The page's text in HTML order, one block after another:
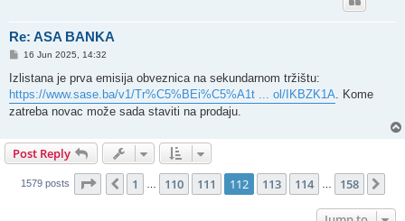
Re: ASA BANKA
P
s
16 Jun 2025, 14:32
Izlistana je prva emisija obveznica na sekundarnom tržištu:
https://www.sase.ba/v1/Tr%C5%BEi%C5%A1t ... ol/IKBZK1A . Kome
zatreba novac može sada staviti na prodaju.
Post Reply
1579 posts Page 112 of 158
Previous
1 110 111 112 113 114 158